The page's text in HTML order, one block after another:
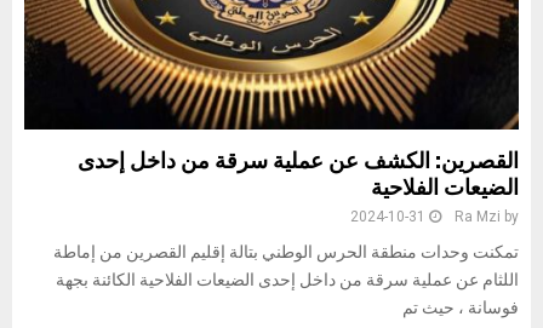
القصرين: الكشف عن عملية سرقة من داخل إحدى
الضيعات الفلاحية
by
Ra Mzi
2024-10-31
تمكنت وحدات منطقة الحرس الوطني بتالة إقليم القصرين من إماطة
اللثام عن عملية سرقة من داخل إحدى الضيعات الفلاحية الكائنة بجهة
فوسانة ، حيث تم